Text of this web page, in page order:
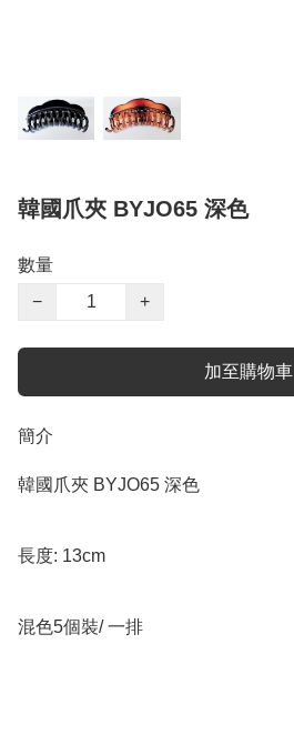
韓國爪夾 BYJO65 深色
數量
−
+
加至購物車
簡介
韓國爪夾 BYJO65 深色
長度: 13cm
混色5個裝/ 一排